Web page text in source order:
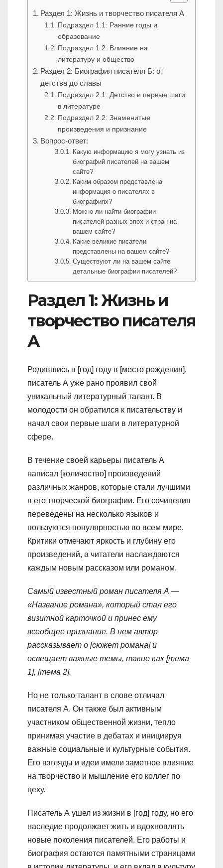
Раздел 1: Жизнь и творчество писателя А
Подраздел 1.1: Ранние годы и
образование
Подраздел 1.2: Влияние на
литературу и общество
Раздел 2: Биография писателя Б: от
детства до славы
Подраздел 2.1: Детство и первые шаги
в литературе
Подраздел 2.2: Знаменитые
произведения и признание
Вопрос-ответ:
Какую информацию я могу узнать из
биографий писателей на вашем
сайте?
Каким образом представлена
информация о писателях в
биографиях?
Можно ли найти биографии
писателей разных эпох и стран на
вашем сайте?
Какие великие писатели
представлены на вашем сайте?
Существуют ли на вашем сайте
детальные биографии писателей?
Раздел 1: Жизнь и
творчество писателя
А
Родившись в [год] году в [место рождения],
писатель А уже рано проявил свой
уникальный литературный талант. В
молодости он обратился к писательству и
начал свои первые шаги в литературной
сфере.
В течение своей карьеры писатель А
написал [количество] произведений
различных жанров, которые стали лучшими
в его творческой биографии. Его сочинения
переведены на несколько языков и
пользуются популярностью во всем мире.
Критики отмечают яркость и глубину его
произведений, а читатели наслаждаются
каждым новым рассказом или романом.
Самый известный роман писателя А —
«Название романа», который стал его
визитной карточкой и принес ему
всеобщее признание. В нем автор
рассказывает о [сюжет романа] и
освещает важные темы, такие как [тема
1], [тема 2].
Но не только талант в слове отличал
писателя А. Он также был активным
участником общественной жизни, тепло
принимая участие в дебатах и инициируя
важные социальные и культурные события.
Его взгляды и идеи имели заметное влияние
на творчество и мышление его коллег по
цеху.
Писатель А ушел из жизни в [год] году, но его
наследие продолжает жить и вдохновлять
новые поколения писателей. Его работы и
биография остаются памятными страницами